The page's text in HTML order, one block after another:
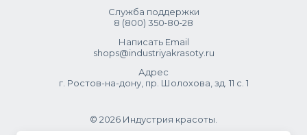
Служба поддержки
8 (800) 350‑80‑28
Написать Email
shops@industriyakrasoty.ru
Адрес
г. Ростов-на-дону, пр. Шолохова, зд. 11 с. 1
© 2026 Индустрия красоты.
.